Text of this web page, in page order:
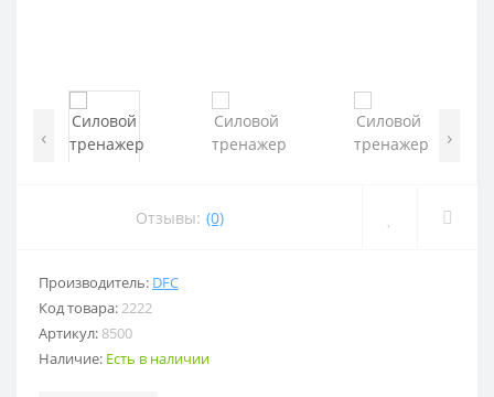
‹ ›
Отзывы: (0)
Производитель: DFC
Код товара:2222
Артикул: 8500
Наличие: Есть в наличии